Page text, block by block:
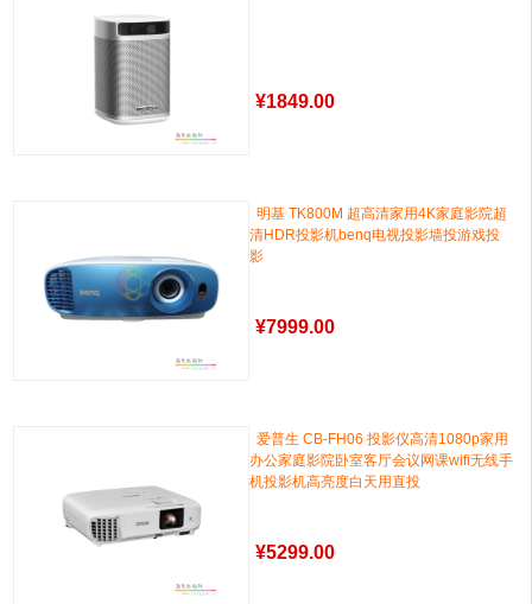
¥1849.00
明基 TK800M 超高清家用4K家庭影院超
清HDR投影机benq电视投影墙投游戏投
影
¥7999.00
爱普生 CB-FH06 投影仪高清1080p家用
办公家庭影院卧室客厅会议网课wifi无线手
机投影机高亮度白天用直投
¥5299.00